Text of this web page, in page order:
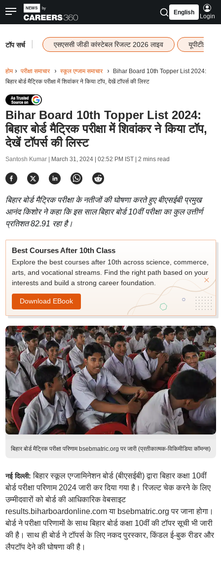
English
Login
टॉप सर्च एसएससी जीडी कांस्टेबल रिजल्ट 2026 लाइव यूपीटीईटी
होम परीक्षा समाचार स्कूल एग्जाम समाचार
Bihar Board 10th Topper List 2024:
बिहार बोर्ड मैट्रिक परीक्षा में शिवांकर ने किया टॉप, देखें टॉपर्स की लिस्ट
Bihar Board 10th Topper List 2024:
बिहार बोर्ड मैट्रिक परीक्षा में शिवांकर ने किया टॉप,
देखें टॉपर्स की लिस्ट
Santosh Kumar | March 31, 2024 | 02:52 PM IST| 2 mins read
बिहार बोर्ड मैट्रिक परीक्षा के नतीजों की घोषणा करते हुए बीएसईबी प्रमुख
आनंद किशोर ने कहा कि इस साल बिहार बोर्ड 10वीं परीक्षा का कुल उत्तीर्ण
प्रतिशत 82.91 रहा है।
Best Courses After 10th Class
Explore the best courses after 10th across science, commerce,
arts, and vocational streams. Find the right path based on your
interests and build a strong career foundation.
Download EBook
बिहार बोर्ड मैट्रिक परीक्षा परिणाम bsebmatric.org पर जारी (प्रतीकात्मक-विकिमीडिया कॉमन्स)
नई दिल्ली:बिहार स्कूल एग्जामिनेशन बोर्ड (बीएसईबी) द्वारा बिहार कक्षा 10वीं
बोर्ड परीक्षा परिणाम 2024 जारी कर दिया गया है। रिजल्ट चेक करने के लिए
उम्मीदवारों को बोर्ड की आधिकारिक वेबसाइट
results.biharboardonline.com या bsebmatric.org पर जाना होगा।
बोर्ड ने परीक्षा परिणामों के साथ बिहार बोर्ड कक्षा 10वीं की टॉपर सूची भी जारी
की है। साथ ही बोर्ड ने टॉपर्स के लिए नकद पुरस्कार, किंडल ई-बुक रीडर और
लैपटॉप देने की घोषणा की है।